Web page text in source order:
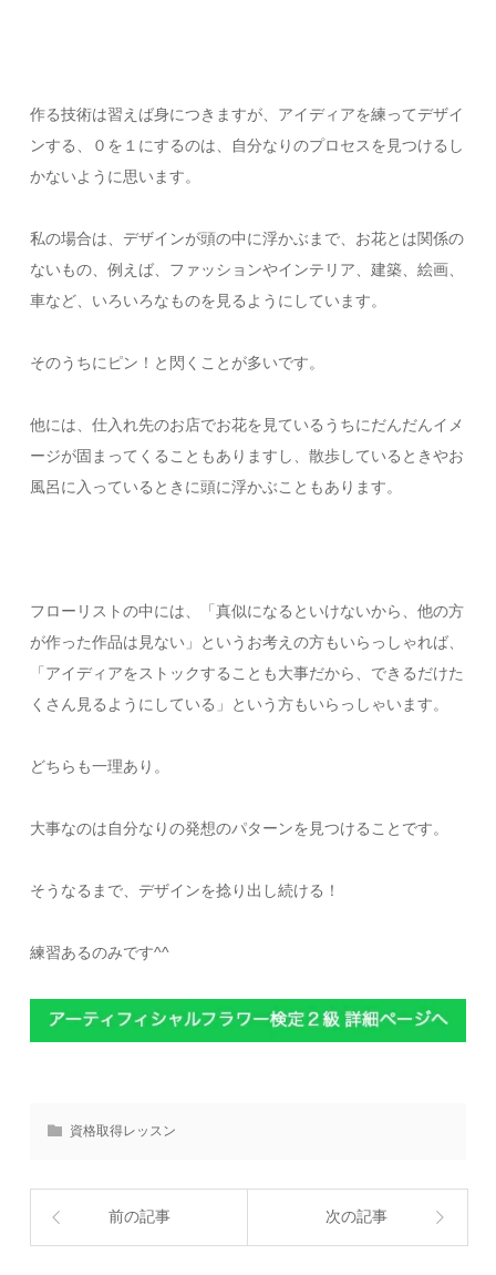
作る技術は習えば身につきますが、アイディアを練ってデザイ
ンする、０を１にするのは、自分なりのプロセスを見つけるし
かないように思います。
私の場合は、デザインが頭の中に浮かぶまで、お花とは関係の
ないもの、例えば、ファッションやインテリア、建築、絵画、
車など、いろいろなものを見るようにしています。
そのうちにピン！と閃くことが多いです。
他には、仕入れ先のお店でお花を見ているうちにだんだんイメ
ージが固まってくることもありますし、散歩しているときやお
風呂に入っているときに頭に浮かぶこともあります。
フローリストの中には、「真似になるといけないから、他の方
が作った作品は見ない」というお考えの方もいらっしゃれば、
「アイディアをストックすることも大事だから、できるだけた
くさん見るようにしている」という方もいらっしゃいます。
どちらも一理あり。
大事なのは自分なりの発想のパターンを見つけることです。
そうなるまで、デザインを捻り出し続ける！
練習あるのみです^^
資格取得レッスン
前の記事 次の記事